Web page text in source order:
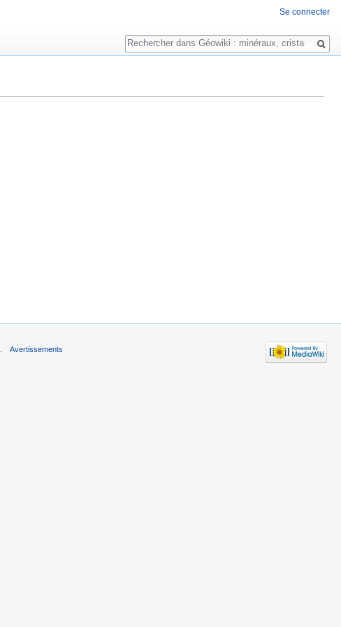
Se connecter
Rechercher
Avertissements